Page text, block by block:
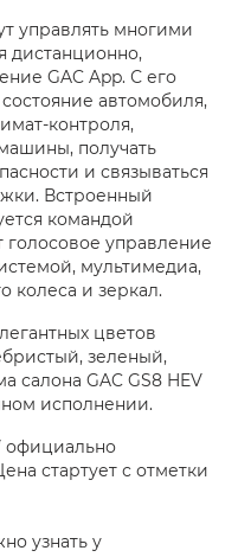
управлять многими
дистанционно,
GAC App. С его
автомобиля,
контроля,
получать
и связываться
Встроенный
командой
голосовое управление
мультимедиа,
колеса и зеркал.
цветов
зеленый,
салона GAC GS8 HEV
исполнении.
официально
стартует с отметки
узнать у